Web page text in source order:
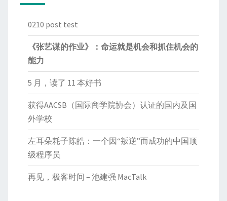
0210 post test
《张艺谋的作业》：命运就是机会和抓住机会的
能力
5 月，读了 11 本好书
获得AACSB（国际商学院协会）认证的国内及国
外学校
左耳朵耗子陈皓：一个因“叛逆”而成功的中国顶
级程序员
再见，极客时间 – 池建强 MacTalk